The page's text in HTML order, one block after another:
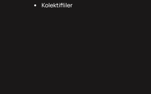
Kolektifliler